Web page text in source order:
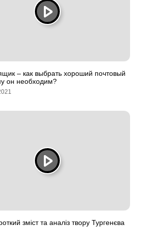
– как выбрать хороший почтовый
он необходим?
зміст та аналіз твору Тургенєва